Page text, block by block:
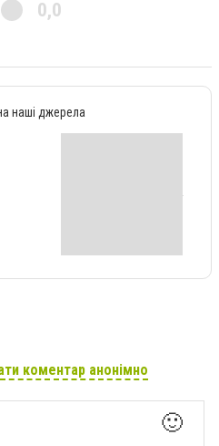
0,0
наші джерела
коментар анонімно
🙂